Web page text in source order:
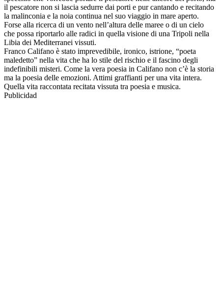
il pescatore non si lascia sedurre dai porti e pur cantando e recitando
la malinconia e la noia continua nel suo viaggio in mare aperto.
Forse alla ricerca di un vento nell’altura delle maree o di un cielo
che possa riportarlo alle radici in quella visione di una Tripoli nella
Libia dei Mediterranei vissuti.
Franco Califano è stato imprevedibile, ironico, istrione, “poeta
maledetto” nella vita che ha lo stile del rischio e il fascino degli
indefinibili misteri. Come la vera poesia in Califano non c’è la storia
ma la poesia delle emozioni. Attimi graffianti per una vita intera.
Quella vita raccontata recitata vissuta tra poesia e musica.
Publicidad